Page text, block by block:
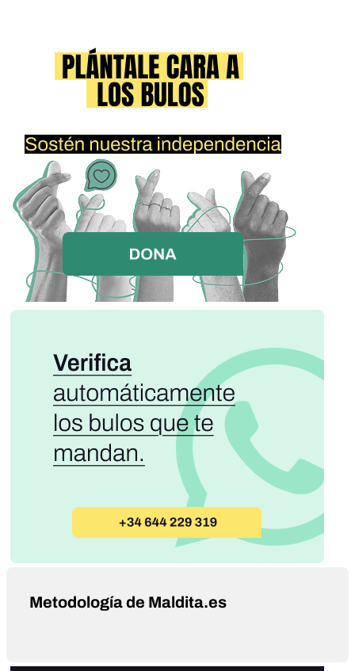
Metodología de Maldita.es